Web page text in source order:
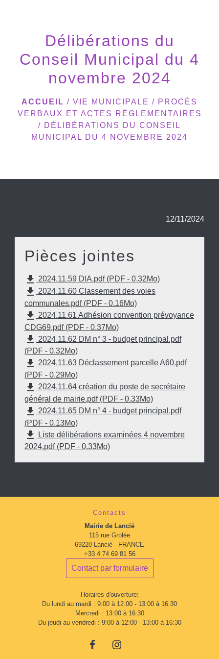
Délibérations du
Conseil Municipal du 4
novembre 2024
ACCUEIL / VIE MUNICIPALE / PROCÈS
VERBAUX ET ACTES RÉGLEMENTAIRES
/ DÉLIBÉRATIONS DU CONSEIL
MUNICIPAL DU 4 NOVEMBRE 2024
12/11/2024
Pièces jointes
file_download 2024.11.59 DIA.pdf (PDF - 0.32Mo)
file_download 2024.11.60 Classement des voies
communales.pdf (PDF - 0.16Mo)
file_download 2024.11.61 Adhésion convention prévoyance
CDG69.pdf (PDF - 0.37Mo)
file_download 2024.11.62 DM n° 3 - budget principal.pdf
(PDF - 0.32Mo)
file_download 2024.11.63 Déclassement parcelle A60.pdf
(PDF - 0.29Mo)
file_download 2024.11.64 création du poste de secrétaire
général de mairie.pdf (PDF - 0.33Mo)
file_download 2024.11.65 DM n° 4 - budget principal.pdf
(PDF - 0.13Mo)
file_download
Liste délibérations examinées 4 novembre
2024.pdf (PDF - 0.33Mo)
Contacts
Mairie de Lancié
115 rue Grolée
69220 Lancié - FRANCE
+33 4 74 69 81 56
Contact par formulaire
Horaires d'ouverture:
Du lundi au mardi : 9:00 à 12:00 - 13:00 à 16:30
Mercredi : 13:00 à 16:30
Du jeudi au vendredi : 9:00 à 12:00 - 13:00 à 16:30